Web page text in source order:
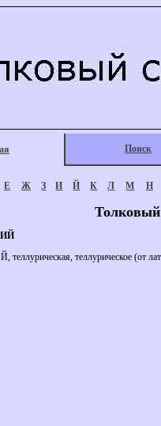
Поиск
Е Ж З И Й К Л М Н
теллурическое (от